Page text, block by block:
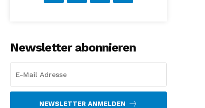
Newsletter abonnieren
NEWSLETTER ANMELDEN